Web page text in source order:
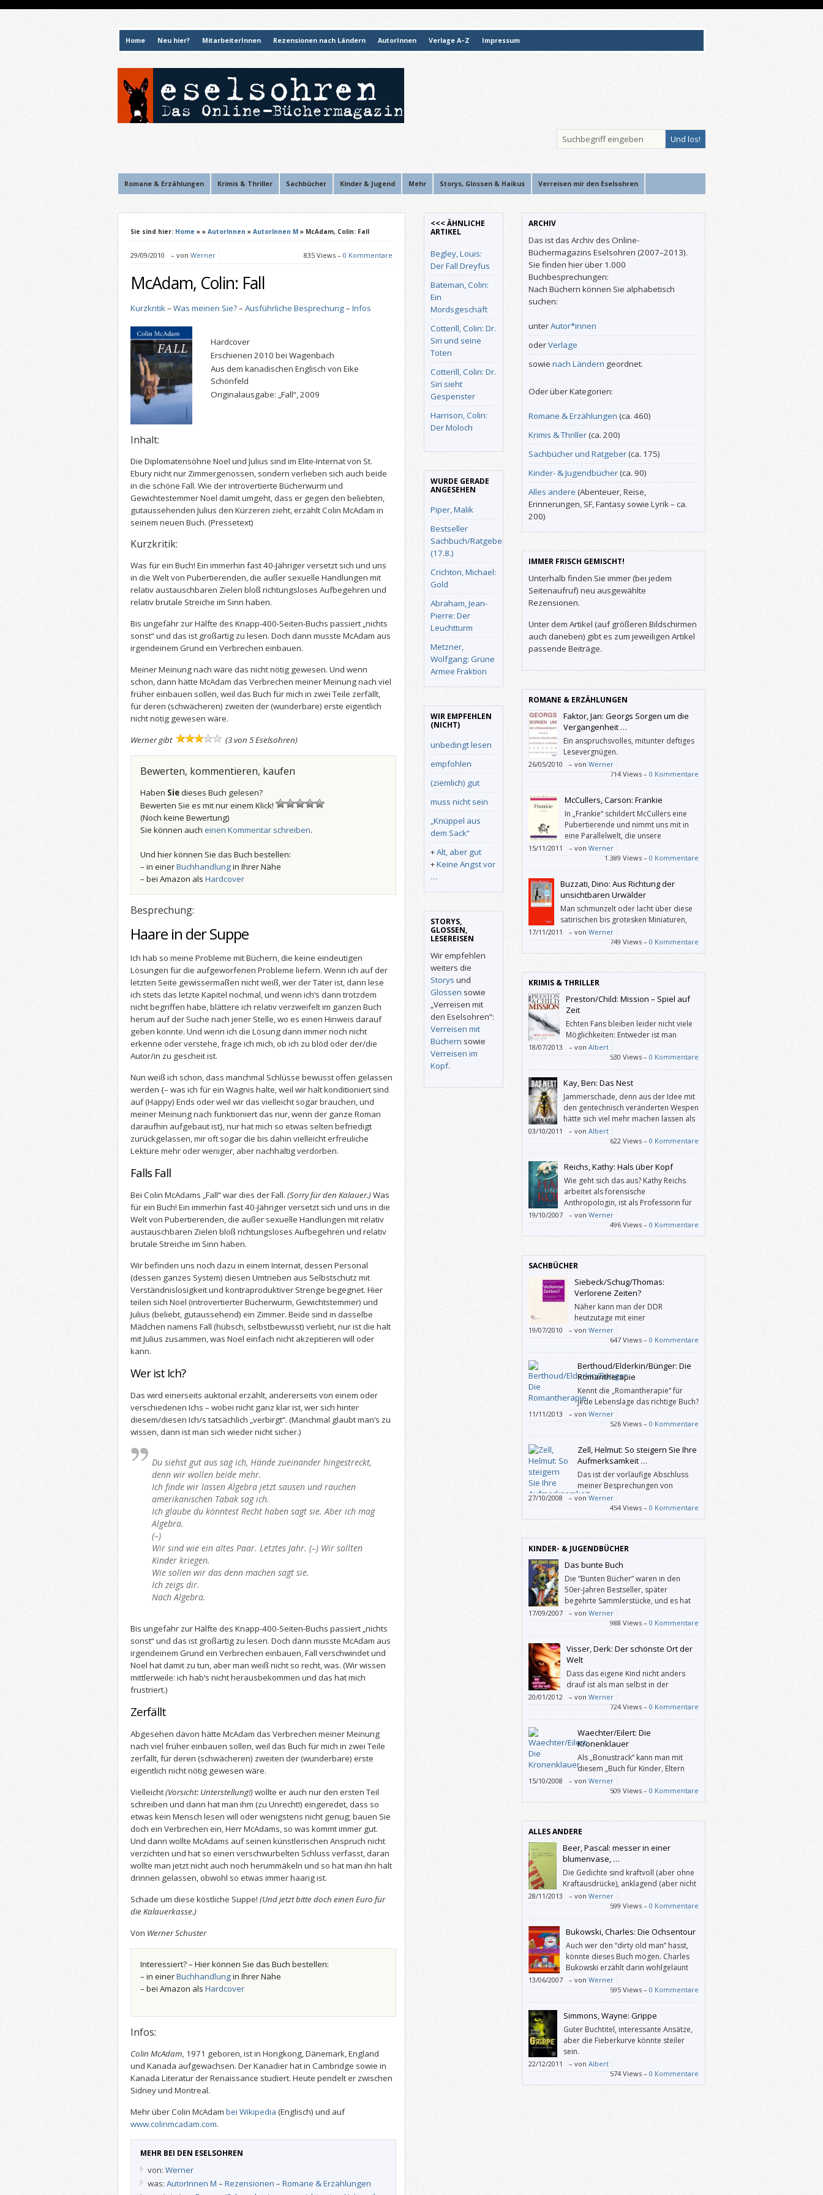
Home Neu hier? MitarbeiterInnen Rezensionen nach Ländern AutorInnen Verlage A–Z Impressum
Romane & Erzählungen Krimis & Thriller Sachbücher Kinder & Jugend Mehr Storys, Glossen & Haikus Verreisen mir den Eselsohren
Sie sind hier: Home » » AutorInnen » AutorInnen M » McAdam, Colin: Fall
29/09/2010 – von Werner 835 Views – 0 Kommentare
McAdam, Colin: Fall
Kurzkritik– Was meinen Sie?– Ausführliche Besprechung– Infos
Hardcover
Erschienen 2010 bei Wagenbach
Aus dem kanadischen Englisch von Eike
Schönfeld
Originalausgabe: „Fall“, 2009
Inhalt:
Die Diplomatensöhne Noel und Julius sind im Elite-Internat von St.
Ebury nicht nur Zimmergenossen, sondern verlieben sich auch beide
in die schöne Fall. Wie der introvertierte Bücherwurm und
Gewichtestemmer Noel damit umgeht, dass er gegen den beliebten,
gutaussehenden Julius den Kürzeren zieht, erzählt Colin McAdam in
seinem neuen Buch. (Pressetext)
Kurzkritik:
Was für ein Buch! Ein immerhin fast 40-Jähriger versetzt sich und uns
in die Welt von Pubertierenden, die außer sexuelle Handlungen mit
relativ austauschbaren Zielen bloß richtungsloses Aufbegehren und
relativ brutale Streiche im Sinn haben.
Bis ungefähr zur Hälfte des Knapp-400-Seiten-Buchs passiert „nichts
sonst“ und das ist großartig zu lesen. Doch dann musste McAdam aus
irgendeinem Grund ein Verbrechen einbauen.
Meiner Meinung nach wäre das nicht nötig gewesen. Und wenn
schon, dann hätte McAdam das Verbrechen meiner Meinung nach viel
früher einbauen sollen, weil das Buch für mich in zwei Teile zerfällt,
für deren (schwächeren) zweiten der (wunderbare) erste eigentlich
nicht nötig gewesen wäre.
Werner gibt
(3 von 5 Eselsohren)
Bewerten, kommentieren, kaufen
Haben Siedieses Buch gelesen?
Bewerten Sie es mit nur einem Klick!
(Noch keine Bewertung)
Sie können auch einen Kommentar schreiben.
Und hier können Sie das Buch bestellen:
– in einerBuchhandlungin Ihrer Nähe
– bei Amazon als Hardcover
Besprechung:
Haare in der Suppe
Ich hab so meine Probleme mit Büchern, die keine eindeutigen
Lösungen für die aufgeworfenen Probleme liefern. Wenn ich auf der
letzten Seite gewissermaßen nicht weiß, wer der Täter ist, dann lese
ich stets das letzte Kapitel nochmal, und wenn ich‘s dann trotzdem
nicht begriffen habe, blättere ich relativ verzweifelt im ganzen Buch
herum auf der Suche nach jener Stelle, wo es einen Hinweis darauf
geben könnte. Und wenn ich die Lösung dann immer noch nicht
erkenne oder verstehe, frage ich mich, ob ich zu blöd oder der/die
Autor/in zu gescheit ist.
Nun weiß ich schon, dass manchmal Schlüsse bewusst offen gelassen
werden {– was ich für ein Wagnis halte, weil wir halt konditioniert sind
auf (Happy) Ends oder weil wir das vielleicht sogar brauchen, und
meiner Meinung nach funktioniert das nur, wenn der ganze Roman
daraufhin aufgebaut ist}, nur hat mich so etwas selten befriedigt
zurückgelassen, mir oft sogar die bis dahin vielleicht erfreuliche
Lektüre mehr oder weniger, aber nachhaltig verdorben.
Falls Fall
Bei Colin McAdams „Fall“ war dies der Fall. (Sorry für den Kalauer.)Was
für ein Buch! Ein immerhin fast 40-Jähriger versetzt sich und uns in die
Welt von Pubertierenden, die außer sexuelle Handlungen mit relativ
austauschbaren Zielen bloß richtungsloses Aufbegehren und relativ
brutale Streiche im Sinn haben.
Wir befinden uns noch dazu in einem Internat, dessen Personal
(dessen ganzes System) diesen Umtrieben aus Selbstschutz mit
Verständnislosigkeit und kontraproduktiver Strenge begegnet. Hier
teilen sich Noel (introvertierter Bücherwurm, Gewichtstemmer) und
Julius (beliebt, gutaussehend) ein Zimmer. Beide sind in dasselbe
Mädchen namens Fall (hübsch, selbstbewusst) verliebt, nur ist die halt
mit Julius zusammen, was Noel einfach nicht akzeptieren will oder
kann.
Wer ist Ich?
Das wird einerseits auktorial erzählt, andererseits von einem oder
verschiedenen Ichs – wobei nicht ganz klar ist, wer sich hinter
diesem/diesen Ich/s tatsächlich „verbirgt“. (Manchmal glaubt man‘s zu
wissen, dann ist man sich wieder nicht sicher.)
Du siehst gut aus sag ich, Hände zueinander hingestreckt,
denn wir wollen beide mehr.
Ich finde wir lassen Algebra jetzt sausen und rauchen
amerikanischen Tabak sag ich.
Ich glaube du könntest Recht haben sagt sie. Aber ich mag
Algebra.
(–)
Wir sind wie ein altes Paar. Letztes Jahr. (–) Wir sollten
Kinder kriegen.
Wie sollen wir das denn machen sagt sie.
Ich zeigs dir.
Nach Algebra.
Bis ungefähr zur Hälfte des Knapp-400-Seiten-Buchs passiert „nichts
sonst“ und das ist großartig zu lesen. Doch dann musste McAdam aus
irgendeinem Grund ein Verbrechen einbauen, Fall verschwindet und
Noel hat damit zu tun, aber man weiß nicht so recht, was. (Wir wissen
mittlerweile: ich hab‘s nicht herausbekommen und das hat mich
frustriert.)
Zerfällt
Abgesehen davon hätte McAdam das Verbrechen meiner Meinung
nach viel früher einbauen sollen, weil das Buch für mich in zwei Teile
zerfällt, für deren (schwächeren) zweiten der (wunderbare) erste
eigentlich nicht nötig gewesen wäre.
Vielleicht(Vorsicht: Unterstellung!)wollte er auch nur den ersten Teil
schreiben und dann hat man ihm (zu Unrecht!) eingeredet, dass so
etwas kein Mensch lesen will oder wenigstens nicht genug; bauen Sie
doch ein Verbrechen ein, Herr McAdams, so was kommt immer gut.
Und dann wollte McAdams auf seinen künstlerischen Anspruch nicht
verzichten und hat so einen verschwurbelten Schluss verfasst, daran
wollte man jetzt nicht auch noch herummäkeln und so hat man ihn halt
drinnen gelassen, obwohl so etwas immer haarig ist.
Schade um diese köstliche Suppe! (Und jetzt bitte doch einen Euro für
die Kalauerkasse.)
Von Werner Schuster
Interessiert? – Hier können Sie das Buch bestellen:
– in einerBuchhandlungin Ihrer Nähe
– bei Amazon als Hardcover
Infos:
Colin McAdam, 1971 geboren, ist in Hongkong, Dänemark, England
und Kanada aufgewachsen. Der Kanadier hat in Cambridge sowie in
Kanada Literatur der Renaissance studiert. Heute pendelt er zwischen
Sidney und Montreal.
Mehr über Colin McAdam bei Wikipedia (Englisch) und auf
www.colinmcadam.com.
MEHR BEI DEN ESELSOHREN
von: Werner
was: AutorInnen M – Rezensionen – Romane & Erzählungen
<<< ÄHNLICHE
ARTIKEL
Begley, Louis:
Der Fall Dreyfus
Bateman, Colin:
Ein
Mordsgeschäft
Cotterill, Colin: Dr.
Siri und seine
Toten
Cotterill, Colin: Dr.
Siri sieht
Gespenster
Harrison, Colin:
Der Moloch
WURDE GERADE
ANGESEHEN
Piper, Malik
Bestseller
Sachbuch/Ratgeber
(17.8.)
Crichton, Michael:
Gold
Abraham, Jean-
Pierre: Der
Leuchtturm
Metzner,
Wolfgang: Grüne
Armee Fraktion
WIR EMPFEHLEN
(NICHT)
unbedingt lesen
empfohlen
(ziemlich) gut
muss nicht sein
„Knüppel aus
dem Sack“
+Alt, aber gut
+Keine Angst vor
…
STORYS,
GLOSSEN,
LESEREISEN
Wir empfehlen
weiters die
Storys und
Glossen sowie
„Verreisen mit
den Eselsohren“:
Verreisen mit
Büchern sowie
Verreisen im
Kopf.
ARCHIV
Das ist das Archiv des Online-
Büchermagazins Eselsohren (2007–2013).
Sie finden hier über 1.000
Buchbesprechungen:
Nach Büchern können Sie alphabetisch
suchen:
unterAutor*innen
oderVerlage
sowie nach Ländern geordnet.
Oder über Kategorien:
Romane & Erzählungen (ca. 460)
Krimis & Thriller(ca. 200)
Sachbücher und Ratgeber(ca. 175)
Kinder- & Jugendbücher(ca. 90)
Alles andere (Abenteuer, Reise,
Erinnerungen, SF, Fantasy sowie Lyrik – ca.
200)
IMMER FRISCH GEMISCHT!
Unterhalb finden Sie immer (bei jedem
Seitenaufruf) neu ausgewählte
Rezensionen.
Unter dem Artikel (auf größeren Bildschirmen
auch daneben) gibt es zum jeweiligen Artikel
passende Beiträge.
ROMANE & ERZÄHLUNGEN
Faktor, Jan: Georgs Sorgen um die
Vergangenheit …
Ein anspruchsvolles, mitunter deftiges
Lesevergnügen.
26/05/2010 – von Werner
714 Views – 0 Kommentare
McCullers, Carson: Frankie
In „Frankie“ schildert McCullers eine
Pubertierende und nimmt uns mit in
eine Parallelwelt, die unsere
Sehnsüchte und Hoffnungen spiegelt.
15/11/2011 – von Werner
1.389 Views – 0 Kommentare
Buzzati, Dino: Aus Richtung der
unsichtbaren Urwälder
Man schmunzelt oder lacht über diese
satirischen bis grotesken Miniaturen,
auch oder gerade weil man sich selbst
in ihnen wieder findet.
17/11/2011 – von Werner
749 Views – 0 Kommentare
KRIMIS & THRILLER
Preston/Child: Mission – Spiel auf
Zeit
Echten Fans bleiben leider nicht viele
Möglichkeiten: Entweder ist man
enttäuscht, weil P & C ihre Namen für
einen solchen Mist hergeben, oder man ärgert
sich, weil man als treuer Stammleser für dumm
verkauft wird.
18/07/2013 – von Albert
530 Views – 0 Kommentare
Kay, Ben: Das Nest
Jammerschade, denn aus der Idee mit
den gentechnisch veränderten Wespen
hätte sich viel mehr machen lassen als
die maßlos übertriebenen
Supermonster, die einen an die Ungeheuer aus
Harry Potter erinnern.
03/10/2011 – von Albert
622 Views – 0 Kommentare
Reichs, Kathy: Hals über Kopf
Wie geht sich das aus? Kathy Reichs
arbeitet als forensische
Anthropologin, ist als Professorin für
Anthropologie und als FBI-Dozentin
tätig und hat zahlreiche wissenschaftliche
Schriften veröffentlicht. (Einen Ehemann und drei
zusätzlich noch ca. einen Roman pro Jahr?
19/10/2007 – von Werner
496 Views – 0 Kommentare
SACHBÜCHER
Siebeck/Schug/Thomas:
Verlorene Zeiten?
Näher kann man der DDR
heutzutage mit einer
populärwissenschaftlichen
Publikation nicht mehr kommen.
19/07/2010 – von Werner
647 Views – 0 Kommentare
Berthoud/Elderkin/Bünger: Die
Romantherapie
Kennt die „Romantherapie“ für
jede Lebenslage das richtige Buch?
Schaden kann sie mit Sicherheit
nicht – und im „schlimmsten“ Fall hat man ein
paar gute Bücher mehr gelesen. Auf jeden Fall
bekommt man mit der „Romantherapie“ ein
ungewöhnliches Kompendium an wertvollen
Lesetipps.
11/11/2013 – von Werner
526 Views – 0 Kommentare
Zell, Helmut: So steigern Sie Ihre
Aufmerksamkeit …
Das ist der vorläufige Abschluss
meiner Besprechungen von
Gesundheits-Ratgebern. Und
während man in den meisten anderen Ratgebern
die jeweiligen – in aller Kürze verabreichten –
Übungen vorgeschlagen bekommt, die man
ausprobiert oder auch nicht, weiht Helmut Zell
ausführlich und verständlich in die „Theorie der
Aufmerksamkeit“ ein.
27/10/2008 – von Werner
454 Views – 0 Kommentare
KINDER- & JUGENDBÜCHER
Das bunte Buch
Die “Bunten Bücher” waren in den
50er-Jahren Bestseller, später
begehrte Sammlerstücke, und es hat
viele Menschen glücklich gemacht,
dass sie wieder aufgelegt wurden.
17/09/2007 – von Werner
988 Views – 0 Kommentare
Visser, Derk: Der schönste Ort der
Welt
Dass das eigene Kind nicht anders
drauf ist als man selbst in der
Pubertät, will man nicht wirklich
wahrhaben. Vissers Roman kann dem abhelfen.
20/01/2012 – von Werner
724 Views – 0 Kommentare
Waechter/Eilert: Die
Kronenklauer
Als „Bonustrack“ kann man mit
diesem „Buch für Kinder, Eltern
und andere anspruchsvolle
LeserInnen“ auch folgende Sachen treiben:
falzen, raten, reimen, puzzlen, malen, singen und
15/10/2008 – von Werner
509 Views – 0 Kommentare
ALLES ANDERE
Beer, Pascal: messer in einer
blumenvase, …
Die Gedichte sind kraftvoll (aber ohne
Kraftausdrücke), anklagend (aber nicht
politisch), selbstbezogen (aber nicht
sentimental). Sie erstrecken sich oft über
mehrere Seiten, die ich interessiert und angetan
gelesen habe. Nur die Gedichtenden sind mir oft
zu viel oder zu wenig pointiert.
28/11/2013 – von Werner
599 Views – 0 Kommentare
Bukowski, Charles: Die Ochsentour
Auch wer den “dirty old man” hasst,
könnte dieses Buch mögen. Charles
Bukowski erzählt darin wohlgelaunt
darüber, wie er 1980 gemeinsam mit
seiner letzten Lebensgefährtin Linda Lee
Deutschland und dabei auch seine Geburtststadt
Andernach besucht hat.
13/06/2007 – von Werner
595 Views – 0 Kommentare
Simmons, Wayne: Grippe
Guter Buchtitel, interessante Ansätze,
aber die Fieberkurve könnte steiler
sein.
22/12/2011 – von Albert
574 Views – 0 Kommentare